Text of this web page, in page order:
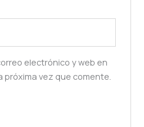
electrónico y web en
próxima vez que comente.